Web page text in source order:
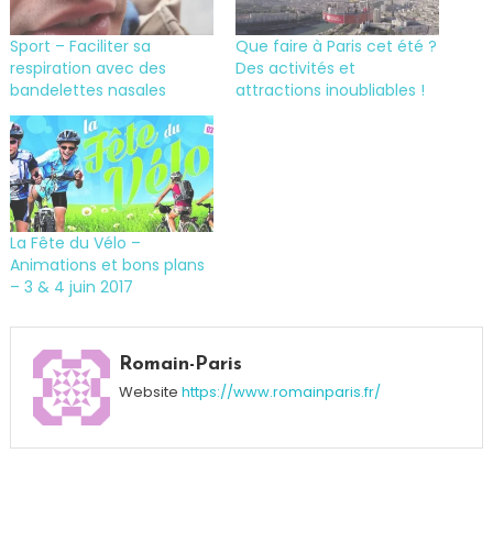
Sport – Faciliter sa
respiration avec des
bandelettes nasales
Que faire à Paris cet été ?
Des activités et
attractions inoubliables !
La Fête du Vélo –
Animations et bons plans
– 3 & 4 juin 2017
Transports,
Romain-Paris
Website https://www.romainparis.fr/